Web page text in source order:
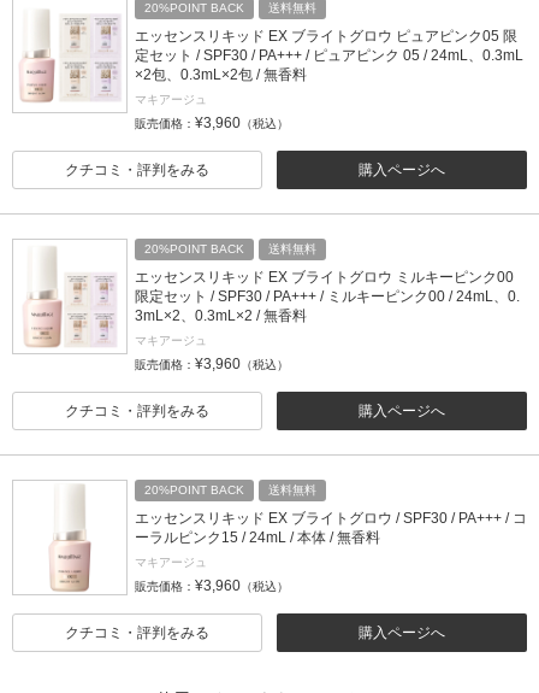
20%POINT BACK 送料無料
エッセンスリキッド EX ブライトグロウ ピュアピンク05 限
定セット / SPF30 / PA+++ / ピュアピンク 05 / 24mL、0.3mL
×2包、0.3mL×2包 / 無香料
マキアージュ
販売価格： ¥3,960 （税込）
購入ページへ
クチコミ・評判をみる
20%POINT BACK 送料無料
エッセンスリキッド EX ブライトグロウ ミルキーピンク00
限定セット / SPF30 / PA+++ / ミルキーピンク00 / 24mL、0.
3mL×2、0.3mL×2 / 無香料
マキアージュ
販売価格： ¥3,960 （税込）
購入ページへ
クチコミ・評判をみる
20%POINT BACK 送料無料
エッセンスリキッド EX ブライトグロウ / SPF30 / PA+++ / コ
ーラルピンク15 / 24mL / 本体 / 無香料
マキアージュ
販売価格： ¥3,960 （税込）
購入ページへ
クチコミ・評判をみる